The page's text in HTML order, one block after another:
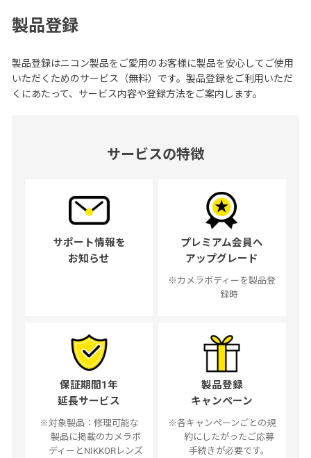
製品登録
製品登録はニコン製品をご愛用のお客様に製品を安心してご使用
いただくためのサービス（無料）です。製品登録をご利用いただ
くにあたって、サービス内容や登録方法をご案内します。
サービスの特徴
サポート情報を
お知らせ
プレミアム会員へ
アップグレード
※カメラボディーを製品登
録時
保証期間1年
延長サービス
※対象製品：修理可能な
製品に掲載のカメラボ
ディーとNIKKORレンズ
製品登録
キャンペーン
※各キャンペーンごとの規
約にしたがったご応募
手続きが必要です。